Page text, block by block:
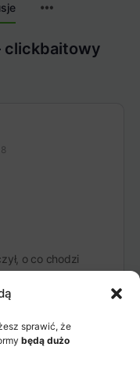
sprawić, że
będą dużo
clickbaitowy
o co chodzi